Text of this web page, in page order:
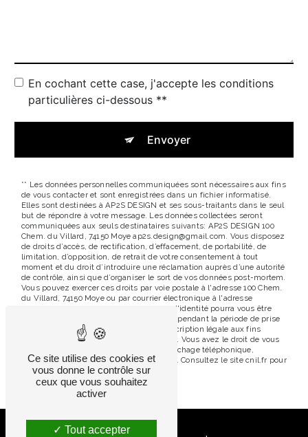
En cochant cette case, j'accepte les conditions
particulières ci-dessous **
Envoyer
** Les données personnelles communiquées sont nécessaires aux fins
de vous contacter et sont enregistrées dans un fichier informatisé.
Elles sont destinées à AP2S DESIGN et ses sous-traitants dans le seul
but de répondre à votre message. Les données collectées seront
communiquées aux seuls destinataires suivants: AP2S DESIGN 100
Chem. du Villard, 74150 Moye ap2s.design@gmail.com. Vous disposez
de droits d’accès, de rectification, d’effacement, de portabilité, de
limitation, d’opposition, de retrait de votre consentement à tout
moment et du droit d’introduire une réclamation auprès d’une autorité
de contrôle, ainsi que d’organiser le sort de vos données post-mortem.
Vous pouvez exercer ces droits par voie postale à l'adresse 100 Chem.
du Villard, 74150 Moye ou par courrier électronique à l'adresse
ap2s.design@gmail.com. Un justificatif d'identité pourra vous être
demandé. Nous conservons vos données pendant la période de prise
de contact puis pendant la durée de prescription légale aux fins
probatoires et de gestion des contentieux. Vous avez le droit de vous
inscrire sur la liste d'opposition au démarchage téléphonique,
disponible à cette adresse: Bloctel.gouv.fr
. Consultez le site cnil.fr pour
plus d’informations sur vos droits.
Ce site utilise des cookies et
vous donne le contrôle sur
ceux que vous souhaitez
activer
Tout accepter